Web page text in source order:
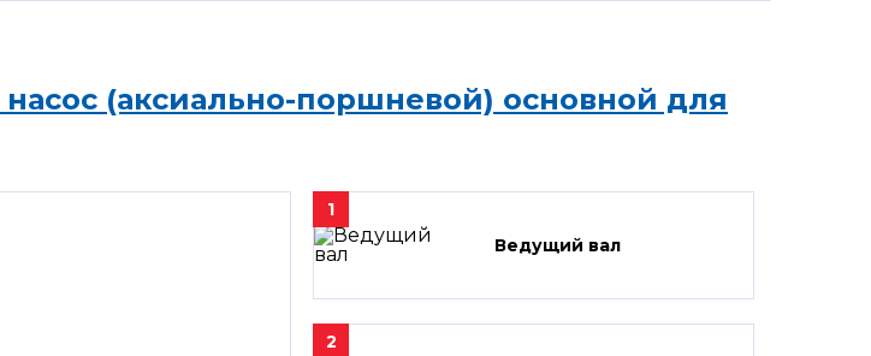
(аксиально-поршневой) основной для
1
Ведущий вал
2